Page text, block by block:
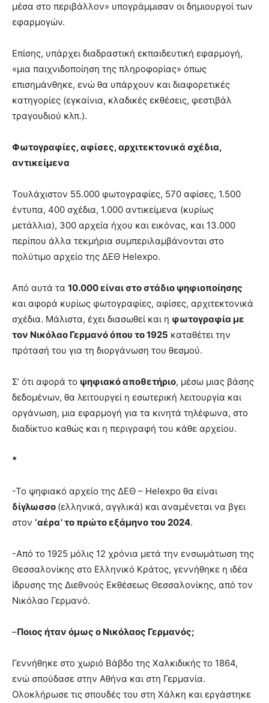
μέσα στο περιβάλλον» υπογράμμισαν οι δημιουργοί των
εφαρμογών.
Επίσης, υπάρχει διαδραστική εκπαιδευτική εφαρμογή,
«μια παιχνιδοποίηση της πληροφορίας» όπως
επισημάνθηκε, ενώ θα υπάρχουν και διαφορετικές
κατηγορίες (εγκαίνια, κλαδικές εκθέσεις, φεστιβάλ
τραγουδιού κλπ.).
Φωτογραφίες, αφίσες, αρχιτεκτονικά σχέδια,
αντικείμενα
Τουλάχιστον 55.000 φωτογραφίες, 570 αφίσες, 1.500
έντυπα, 400 σχέδια, 1.000 αντικείμενα (κυρίως
μετάλλια), 300 αρχεία ήχου και εικόνας, και 13.000
περίπου άλλα τεκμήρια συμπεριλαμβάνονται στο
πολύτιμο αρχείο της ΔΕΘ Helexpo.
Από αυτά τα 10.000 είναι στο στάδιο ψηφιοποίησης
και αφορά κυρίως φωτογραφίες, αφίσες, αρχιτεκτονικά
σχέδια. Μάλιστα, έχει διασωθεί και η φωτογραφία με
τον Νικόλαο Γερμανό όπου το 1925 καταθέτει την
πρότασή του για τη διοργάνωση του θεσμού.
Σ’ ότι αφορά το ψηφιακό αποθετήριο, μέσω μιας βάσης
δεδομένων, θα λειτουργεί η εσωτερική λειτουργία και
οργάνωση, μια εφαρμογή για τα κινητά τηλέφωνα, στο
διαδίκτυο καθώς και η περιγραφή του κάθε αρχείου.
*
-Το ψηφιακό αρχείο της ΔΕΘ – Helexpo θα είναι
δίγλωσσο (ελληνικά, αγγλικά) και αναμένεται να βγει
στον ‘αέρα’ το πρώτο εξάμηνο του 2024.
-Από το 1925 μόλις 12 χρόνια μετά την ενσωμάτωση της
Θεσσαλονίκης στο Ελληνικό Κράτος, γεννήθηκε η ιδέα
ίδρυσης της Διεθνούς Εκθέσεως Θεσσαλονίκης, από τον
Νικόλαο Γερμανό.
–Ποιος ήταν όμως ο Νικόλαος Γερμανός;
Γεννήθηκε στο χωριό Βάβδο της Χαλκιδικής το 1864,
ενώ σπούδασε στην Αθήνα και στη Γερμανία.
Ολοκλήρωσε τις σπουδές του στη Χάλκη και εργάστηκε